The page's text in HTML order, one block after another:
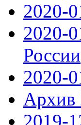
2020-
2020-
России
2020-
Архив